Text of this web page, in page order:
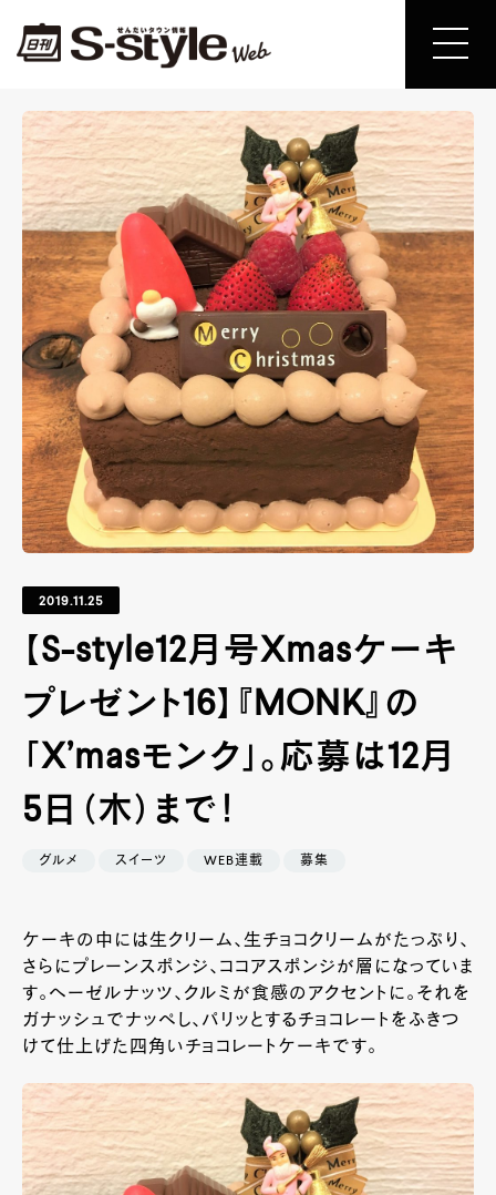
2019.11.25
【S-style12月号Xmasケーキ
プレゼント16】『MONK』の
「X’masモンク」。応募は12月
5日（木）まで！
グルメ スイーツ WEB連載 募集
ケーキの中には生クリーム、生チョコクリームがたっぷり、
さらにプレーンスポンジ、ココアスポンジが層になっていま
す。ヘーゼルナッツ、クルミが食感のアクセントに。それを
ガナッシュでナッペし、パリッとするチョコレートをふきつ
けて仕上げた四角いチョコレートケーキです。